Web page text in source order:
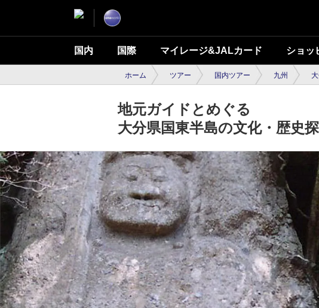
国内 国際 マイレージ&JALカード ショッ
ホーム ツアー 国内ツアー 九州
地元ガイドとめぐる
大分県国東半島の文化・歴史